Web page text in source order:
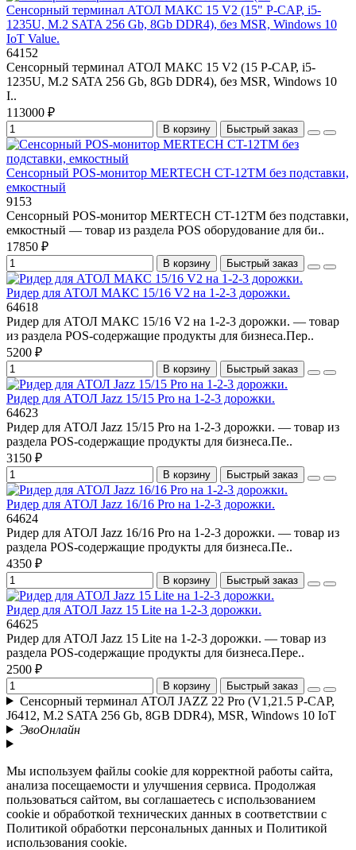
Сенсорный терминал АТОЛ МАКС 15 V2 (15" P-CAP, i5-
1235U, M.2 SATA 256 Gb, 8Gb DDR4), без MSR, Windows 10
IoT Value.
64152
Сенсорный терминал АТОЛ МАКС 15 V2 (15 P-CAP, i5-
1235U, M.2 SATA 256 Gb, 8Gb DDR4), без MSR, Windows 10
I..
113000 ₽
В корзину Быстрый заказ
Сенсорный POS-монитор MERTECH CT-12TM без подставки,
емкостный
9153
Сенсорный POS-монитор MERTECH CT-12TM без подставки,
емкостный — товар из раздела POS оборудование для би..
17850 ₽
В корзину Быстрый заказ
Ридер для АТОЛ МАКС 15/16 V2 на 1-2-3 дорожки.
64618
Ридер для АТОЛ МАКС 15/16 V2 на 1-2-3 дорожки. — товар
из раздела POS-содержащие продукты для бизнеса.Пер..
5200 ₽
В корзину Быстрый заказ
Ридер для АТОЛ Jazz 15/15 Pro на 1-2-3 дорожки.
64623
Ридер для АТОЛ Jazz 15/15 Pro на 1-2-3 дорожки. — товар из
раздела POS-содержащие продукты для бизнеса.Пе..
3150 ₽
В корзину Быстрый заказ
Ридер для АТОЛ Jazz 16/16 Pro на 1-2-3 дорожки.
64624
Ридер для АТОЛ Jazz 16/16 Pro на 1-2-3 дорожки. — товар из
раздела POS-содержащие продукты для бизнеса.Пе..
4350 ₽
В корзину Быстрый заказ
Ридер для АТОЛ Jazz 15 Lite на 1-2-3 дорожки.
64625
Ридер для АТОЛ Jazz 15 Lite на 1-2-3 дорожки. — товар из
раздела POS-содержащие продукты для бизнеса.Пере..
2500 ₽
В корзину Быстрый заказ
Сенсорный терминал АТОЛ JAZZ 22 Pro (V1,21.5 P-CAP,
J6412, M.2 SATA 256 Gb, 8GB DDR4), MSR, Windows 10 IoT
ЭвоОнлайн
Мы используем файлы cookie для корректной работы сайта,
анализа посещаемости и улучшения сервиса. Продолжая
пользоваться сайтом, вы соглашаетесь с использованием
cookie и обработкой технических данных в соответствии с
Политикой обработки персональных данных и Политикой
использования cookie.